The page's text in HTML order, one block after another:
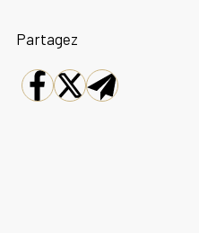
Partagez